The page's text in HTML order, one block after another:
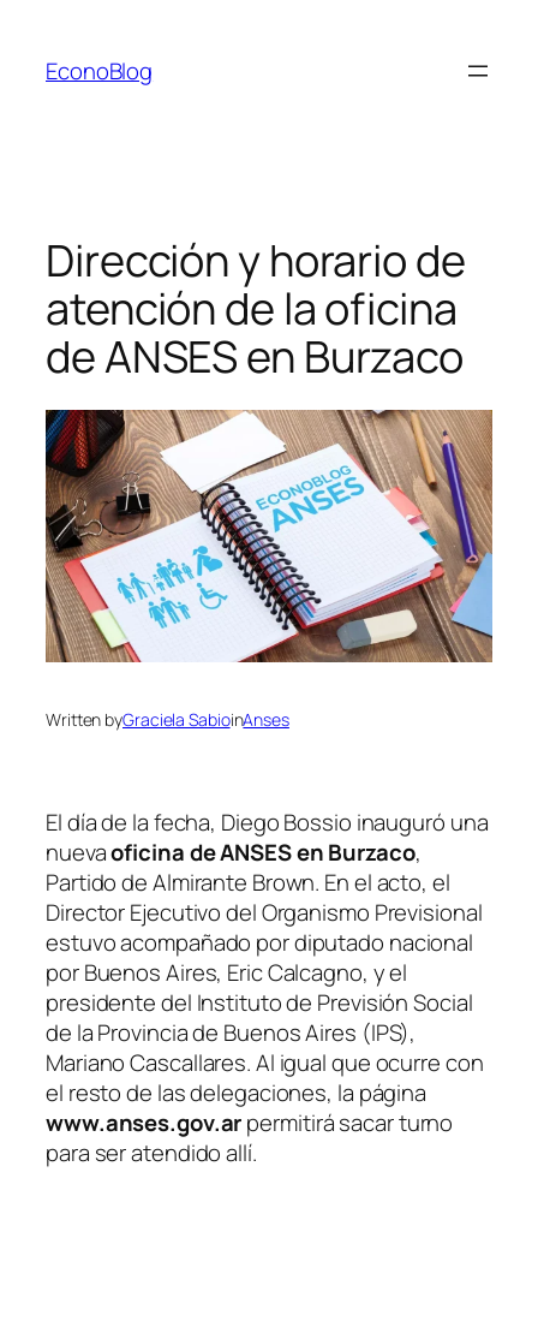
contenido
EconoBlog
Dirección y horario de
atención de la oficina
de ANSES en Burzaco
Written byGraciela SabioinAnses
El día de la fecha, Diego Bossio inauguró una
nuevaoficina de ANSES en Burzaco,
Partido de Almirante Brown. En el acto, el
Director Ejecutivo del Organismo Previsional
estuvo acompañado por diputado nacional
por Buenos Aires, Eric Calcagno, y el
presidente del Instituto de Previsión Social
de la Provincia de Buenos Aires (IPS),
Mariano Cascallares. Al igual que ocurre con
el resto de las delegaciones, la página
www.anses.gov.arpermitirá sacar turno
para ser atendido allí.